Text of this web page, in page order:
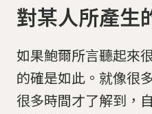
對某人所產生
如果鮑爾所言聽起
的確是如此。就像很
很多時間才了解到，